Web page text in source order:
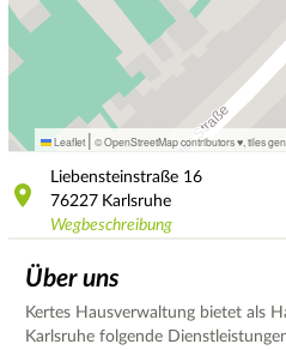
Leaflet | © OpenStreetMap contributors ♥, tiles
Liebensteinstraße 16
76227 Karlsruhe
Wegbeschreibung
Über uns
Kertes Hausverwaltung bietet als
Karlsruhe folgende